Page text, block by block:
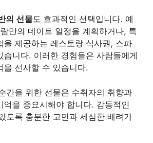
의 선물도 효과적인 선택입니다. 예
만의 데이트 일정을 계획하거나, 특
을 제공하는 레스토랑 식사권, 스파
습니다. 이러한 경험들은 사람들에게
을 선사할 수 있습니다.
간을 위한 선물은 수취자의 취향과
억을 중요시해야 합니다. 감동적인
도록 충분한 고민과 세심한 배려가